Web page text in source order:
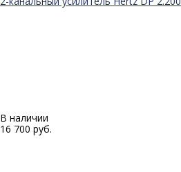
В наличии
16 700 руб.